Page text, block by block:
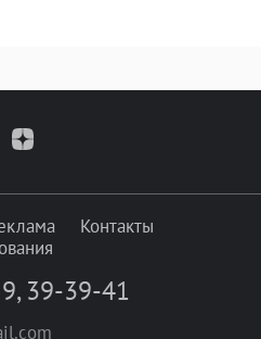
Контакты
, 39-39-41